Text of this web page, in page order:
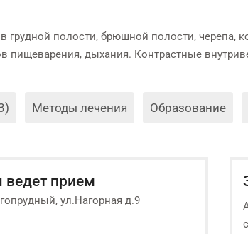
грудной полости, брюшной полости, черепа,
пищеварения, дыхания. Контрастные
Методы лечения Образование
ведет прием
ул.Нагорная д.9